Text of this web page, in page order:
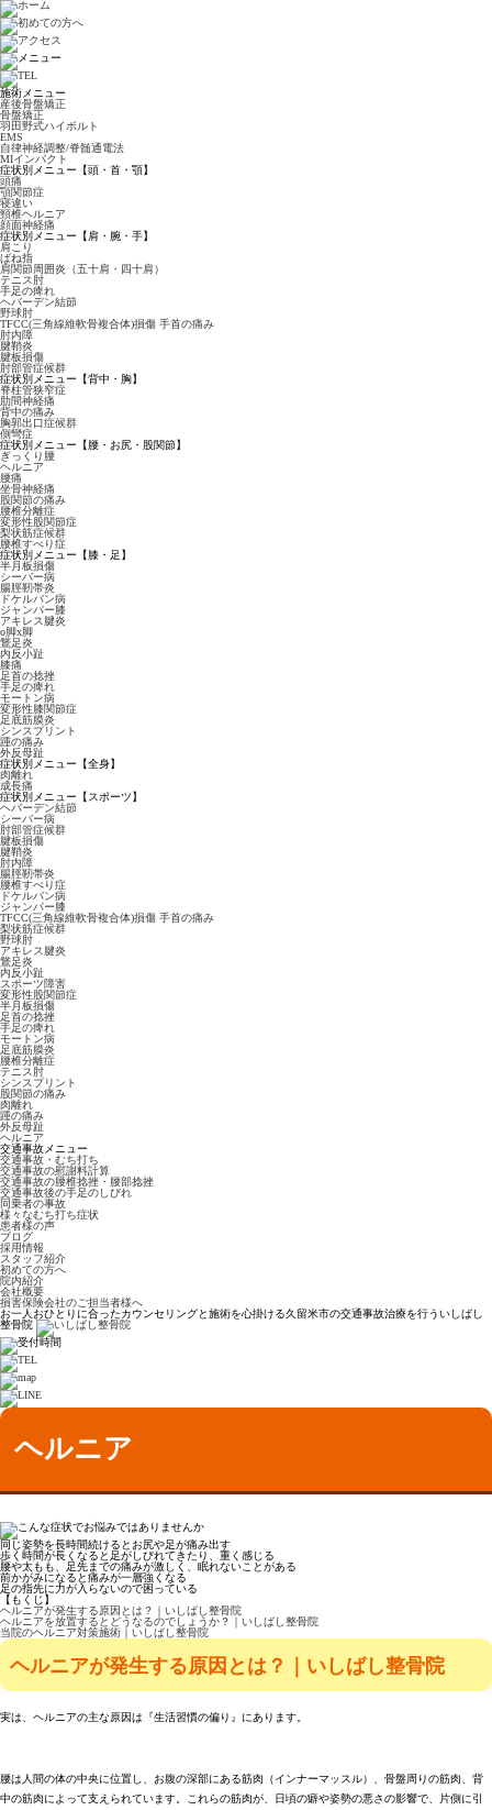
施術メニュー
産後骨盤矯正
骨盤矯正
羽田野式ハイボルト
EMS
自律神経調整/脊髄通電法
MIインパクト
症状別メニュー【頭・首・顎】
頭痛
顎関節症
寝違い
頸椎ヘルニア
顔面神経痛
症状別メニュー【肩・腕・手】
肩こり
ばね指
肩関節周囲炎（五十肩・四十肩）
テニス肘
手足の痺れ
ヘバーデン結節
野球肘
TFCC(三角線維軟骨複合体)損傷 手首の痛み
肘内障
腱鞘炎
腱板損傷
肘部管症候群
症状別メニュー【背中・胸】
脊柱管狭窄症
肋間神経痛
背中の痛み
胸郭出口症候群
側彎症
症状別メニュー【腰・お尻・股関節】
ぎっくり腰
ヘルニア
腰痛
坐骨神経痛
股関節の痛み
腰椎分離症
変形性股関節症
梨状筋症候群
腰椎すべり症
症状別メニュー【膝・足】
半月板損傷
シーバー病
腸脛靭帯炎
ドケルバン病
ジャンパー膝
アキレス腱炎
o脚x脚
鵞足炎
内反小趾
膝痛
足首の捻挫
手足の痺れ
モートン病
変形性膝関節症
足底筋膜炎
シンスプリント
踵の痛み
外反母趾
症状別メニュー【全身】
肉離れ
成長痛
症状別メニュー【スポーツ】
ヘバーデン結節
シーバー病
肘部管症候群
腱板損傷
腱鞘炎
肘内障
腸脛靭帯炎
腰椎すべり症
ドケルバン病
ジャンパー膝
TFCC(三角線維軟骨複合体)損傷 手首の痛み
梨状筋症候群
野球肘
アキレス腱炎
鵞足炎
内反小趾
スポーツ障害
変形性股関節症
半月板損傷
足首の捻挫
手足の痺れ
モートン病
足底筋膜炎
腰椎分離症
テニス肘
シンスプリント
股関節の痛み
肉離れ
踵の痛み
外反母趾
ヘルニア
交通事故メニュー
交通事故・むち打ち
交通事故の慰謝料計算
交通事故の腰椎捻挫・腰部捻挫
交通事故後の手足のしびれ
同乗者の事故
様々なむち打ち症状
患者様の声
ブログ
採用情報
スタッフ紹介
初めての方へ
院内紹介
会社概要
損害保険会社のご担当者様へ
お一人おひとりに合ったカウンセリングと施術を心掛ける久留米市の交通事故治療を行ういしばし
整骨院
ヘルニア
同じ姿勢を長時間続けるとお尻や足が痛み出す
歩く時間が長くなると足がしびれてきたり、重く感じる
腰や太もも、足先までの痛みが激しく、眠れないことがある
前かがみになると痛みが一層強くなる
足の指先に力が入らないので困っている
【もくじ】
ヘルニアが発生する原因とは？｜いしばし整骨院
ヘルニアを放置するとどうなるのでしょうか？｜いしばし整骨院
当院のヘルニア対策施術｜いしばし整骨院
ヘルニアが発生する原因とは？｜いしばし整骨院
実は、ヘルニアの主な原因は『生活習慣の偏り』にあります。
腰は人間の体の中央に位置し、お腹の深部にある筋肉（インナーマッスル）、骨盤周りの筋肉、背
中の筋肉によって支えられています。これらの筋肉が、日頃の癖や姿勢の悪さの影響で、片側に引